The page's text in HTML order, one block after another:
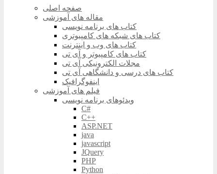
صفحه اصلی
مقاله های آموزشی
کتاب های برنامه نویسی
کتاب های شبکه های کامپیوتری
کتاب های وب و اینترنت
کتاب های کامپیوتر و آی تی
مجلات الکترونیکی آی تی
کتاب های درسی و دانشگاهی آی تی
اینفوگرافیک
فیلم های آموزشی
ویدئوهای برنامه نویسی
C#
C++
ASP.NET
java
javascript
JQuery
PHP
Python